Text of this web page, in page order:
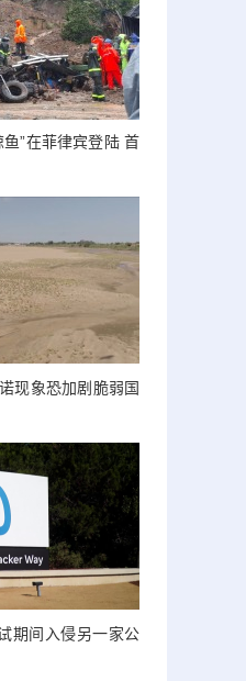
”在菲律宾登陆 首
现象恐加剧脆弱国
期间入侵另一家公